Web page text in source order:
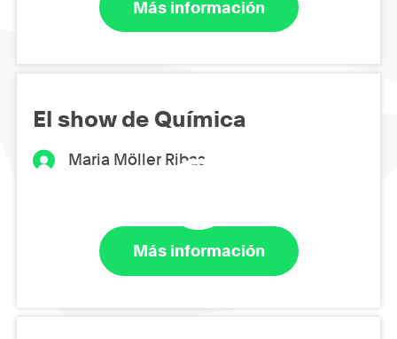
Más información
El show de Química
Maria Möller Ribas
Más información